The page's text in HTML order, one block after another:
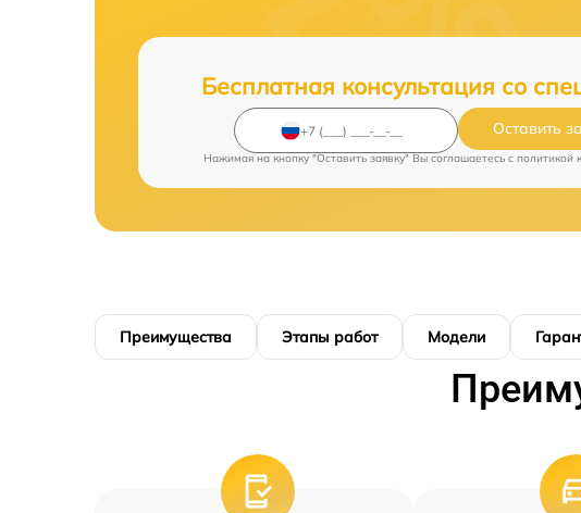
Бесплатная консультация со
Оставить
Нажимая на кнопку "Оставить заявку" Вы соглашаетесь c политикой
Преимущества Этапы работ Модели